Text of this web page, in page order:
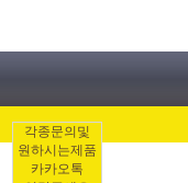
각종문의및
원하시는제품
카카오톡
안내 공지. [08/06]